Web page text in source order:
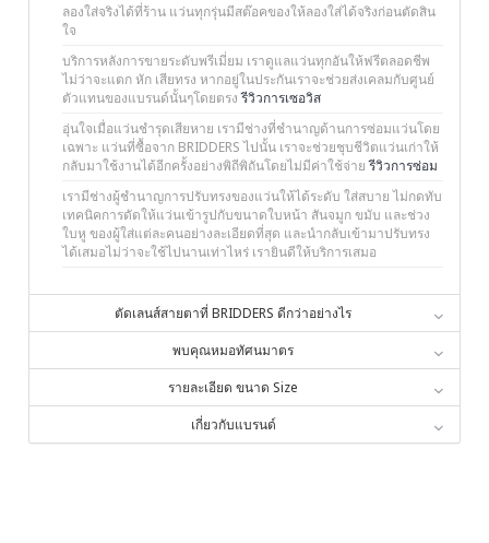
ลองใส่จริงได้ที่ร้าน แว่นทุกรุ่นมีสต๊อคของให้ลองใส่ได้จริงก่อนตัดสิน
ใจ
บริการหลังการขายระดับพรีเมี่ยม เราดูแลแว่นทุกอันให้ฟรีตลอดชีพ
ไม่ว่าจะแตก หัก เสียทรง หากอยู่ในประกันเราจะช่วยส่งเคลมกับศูนย์
ตัวแทนของแบรนด์นั้นๆโดยตรงรีวิวการเซอวิส
อุ่นใจเมื่อแว่นชำรุดเสียหาย เรามีช่างที่ชำนาญด้านการซ่อมแว่นโดย
เฉพาะ แว่นที่ซื้อจาก BRIDDERS ไปนั้น เราจะช่วยชุบชีวิตแว่นเก่าให้
กลับมาใช้งานได้อีกครั้งอย่างพิถีพิถันโดยไม่มีค่าใช้จ่ายรีวิวการซ่อม
เรามีช่างผู้ชำนาญการปรับทรงของแว่นให้ได้ระดับ ใส่สบาย ไม่กดทับ
เทคนิคการดัดให้แว่นเข้ารูปกับขนาดใบหน้า สันจมูก ขมับ และช่วง
ใบหู ของผู้ใส่แต่ละคนอย่างละเอียดที่สุด และนำกลับเข้ามาปรับทรง
ได้เสมอไม่ว่าจะใช้ไปนานเท่าไหร่ เรายินดีให้บริการเสมอ
ตัดเลนส์สายตาที่ BRIDDERS ดีกว่าอย่างไร
พบคุณหมอทัศนมาตร
รายละเอียด ขนาด Size
เกี่ยวกับแบรนด์